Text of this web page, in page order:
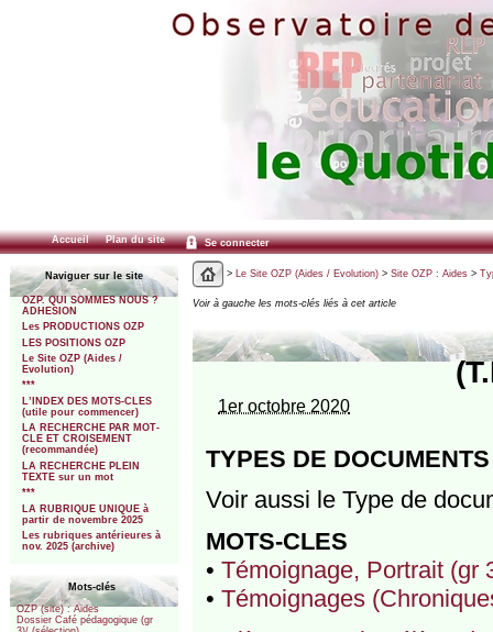
Accueil Plan du site Se connecter
Naviguer sur le site
OZP. QUI SOMMES NOUS ?
ADHESION
Les PRODUCTIONS OZP
LES POSITIONS OZP
Le Site OZP (Aides /
Evolution)
***
L’INDEX DES MOTS-CLES
(utile pour commencer)
LA RECHERCHE PAR MOT-
CLE ET CROISEMENT
(recommandée)
LA RECHERCHE PLEIN
TEXTE sur un mot
***
LA RUBRIQUE UNIQUE à
partir de novembre 2025
Les rubriques antérieures à
nov. 2025 (archive)
Mots-clés
OZP (site) : Aides
Dossier Café pédagogique (gr
> Le Site OZP (Aides / Evolution)> Site OZP : Aides>
Voir à gauche les mots-clés liés à cet article
1er octobre 2020
TYPES DE
Voir aussi le Type de
MOTS-CLES
• Témoignage, Portrait (gr
• Témoignages